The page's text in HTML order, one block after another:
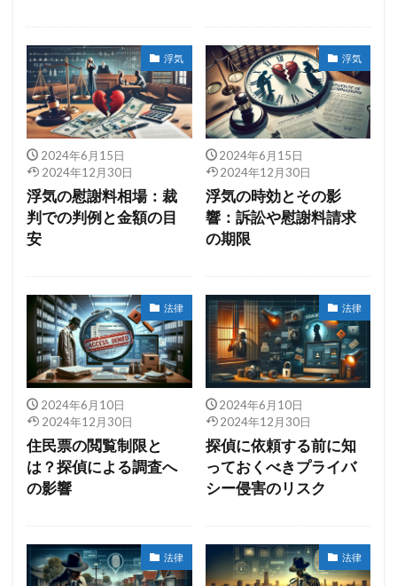
浮気
2024年6月15日
2024年12月30日
浮気の慰謝料相場：裁
判での判例と金額の目
安
浮気
2024年6月15日
2024年12月30日
浮気の時効とその影
響：訴訟や慰謝料請求
の期限
法律
2024年6月10日
2024年12月30日
住民票の閲覧制限と
は？探偵による調査へ
の影響
法律
2024年6月10日
2024年12月30日
探偵に依頼する前に知
っておくべきプライバ
シー侵害のリスク
法律 法律